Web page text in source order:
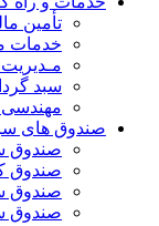
تأمین
خدمات
مـدیریت
سبد
صندوق های
صندوق
صندوق
صندوق
صندوق